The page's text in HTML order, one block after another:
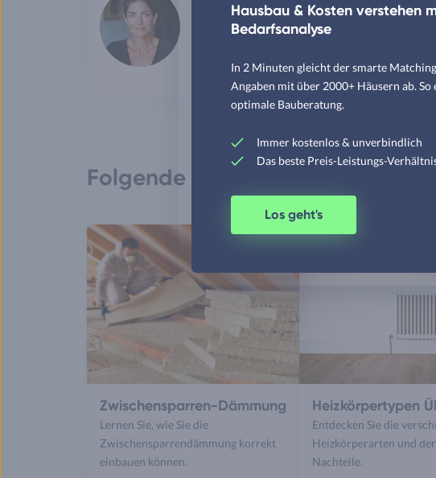
Hausenstein
Energieeffizienz
Celine hat schon viele Artikel für Fertighaus.de
Mehr lesen
Folgende Artikel könnten Sie
Zwischensparren-Dämmung
Lernen Sie, wie Sie die
Zwischensparrendämmung korrekt
einbauen können.
Heizkörpertypen
Entdecken Sie die
Heizkörperarten und
Nachteile.
Hausbau & Kosten verstehen
Bedarfsanalyse
In 2 Minuten gleicht der smarte
Angaben mit über 2000+ Häusern ab. So
optimale Bauberatung.
Immer kostenlos & unverbindlich
Das beste Preis-Leistungs-
Los geht's